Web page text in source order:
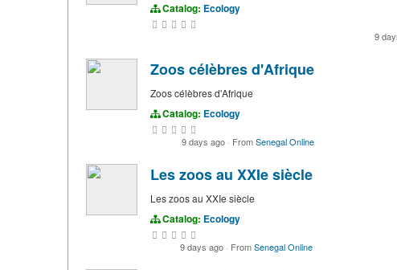
Catalog: Ecology
9
Zoos célèbres d'Afrique
Zoos célèbres d'Afrique
Catalog: Ecology
9 days ago · FromSenegal Online
Les zoos au XXIe siècle
Les zoos au XXIe siècle
Catalog: Ecology
9 days ago · FromSenegal Online